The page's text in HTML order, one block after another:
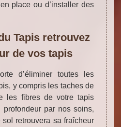
place ou d’installer des
Tapis retrouvez
de vos tapis
d’éliminer toutes les
y compris les taches de
les fibres de votre tapis
profondeur par nos soins,
sol retrouvera sa fraîcheur